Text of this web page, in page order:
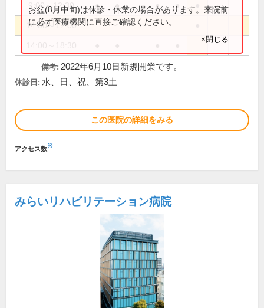
9:00～12:30 ● ● ● ●
14:00～17:00
お盆(8月中旬)は休診・休業の場合があります。来院前
に必ず医療機関に直接ご確認ください。
×閉じる
備考: 2022年6月10日新規開業です。
休診日: 水、日、祝、第3土
この医院の詳細をみる
アクセス数※
みらいリハビリテーション病院